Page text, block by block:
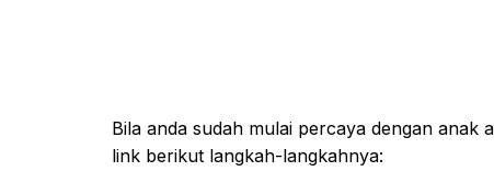
Bila anda sudah mulai percaya dengan
link berikut langkah-langkahnya: